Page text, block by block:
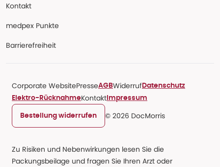
Kontakt
medpex Punkte
Barrierefreiheit
Corporate WebsitePresseAGBWiderruf Datenschutz
Elektro-RücknahmeKontakt Impressum
Bestellung widerrufen © 2026 DocMorris
Zu Risiken und Nebenwirkungen lesen Sie die
Packungsbeilage und fragen Sie Ihren Arzt oder